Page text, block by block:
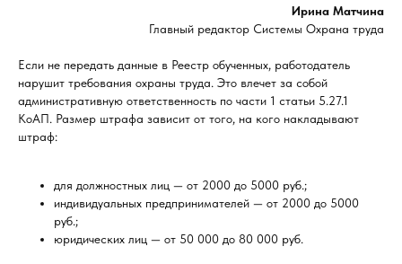
Ирина Матчина
Главный редактор Системы Охрана труда
Если не передать данные в Реестр обученных, работодатель
нарушит требования охраны труда. Это влечет за собой
административную ответственность по части 1 статьи 5.27.1
КоАП. Размер штрафа зависит от того, на кого накладывают
штраф:
для должностных лиц — от 2000 до 5000 руб.;
индивидуальных предпринимателей — от 2000 до 5000
руб.;
юридических лиц — от 50 000 до 80 000 руб.